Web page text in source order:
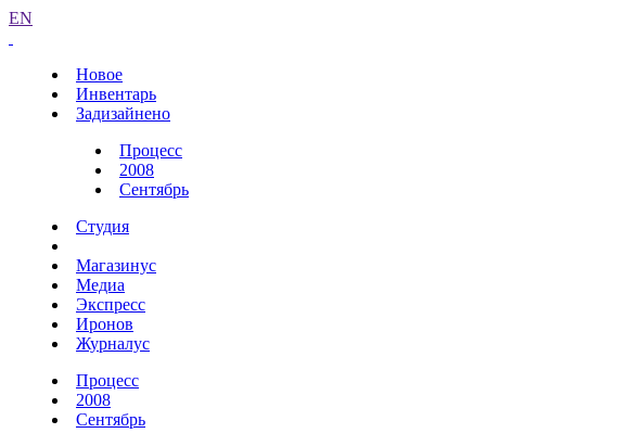
EN
Новое
Инвентарь
Задизайнено
Процесс
2008
Сентябрь
Студия
Магазинус
Медиа
Экспресс
Иронов
Журналус
Процесс
2008
Сентябрь